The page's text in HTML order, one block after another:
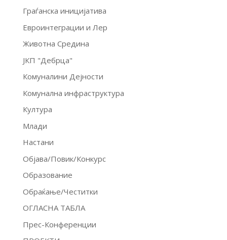
Граѓанска иницијатива
Евроинтеграции и Лер
Животна Средина
ЈКП "Дебрца"
Комуналини Дејности
Комунална инфраструктура
Култура
Млади
Настани
Објава/Повик/Конкурс
Образование
Обраќање/Честитки
ОГЛАСНА ТАБЛА
Прес-Конференции